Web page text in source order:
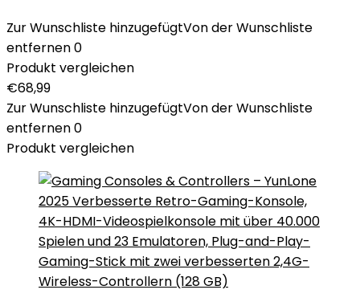
Zur Wunschliste hinzugefügtVon der Wunschliste
entfernen0
Produkt vergleichen
€68,99
Zur Wunschliste hinzugefügtVon der Wunschliste
entfernen0
Produkt vergleichen